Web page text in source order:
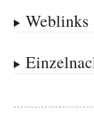
Weblinks